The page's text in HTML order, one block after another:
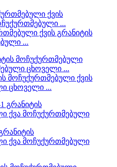
ქვის გრანიტის
...
მოჩუქურთმებული ქვის
ცხოველი ...
ქვა მოჩუქურთმებული